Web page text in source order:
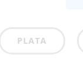
PLATA